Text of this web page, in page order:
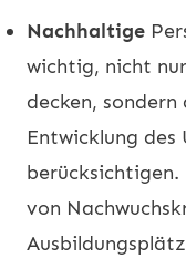
Nachhaltige
wichtig, nicht
decken,
Entwicklung des
von